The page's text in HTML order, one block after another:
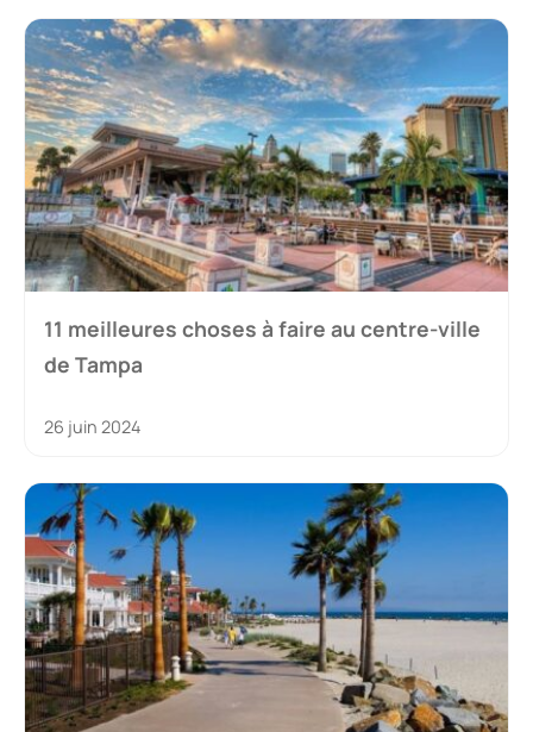
11 meilleures choses à faire au centre-ville
de Tampa
26 juin 2024